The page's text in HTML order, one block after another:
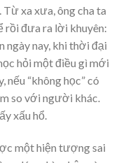
xa xưa, ông cha ta
rồi đưa ra lời khuyên:
ngày nay, khi thời đại
hỏi một điều gì mới
nếu “không học” có
so với người khác.
xấu hổ.
một hiện tượng sai